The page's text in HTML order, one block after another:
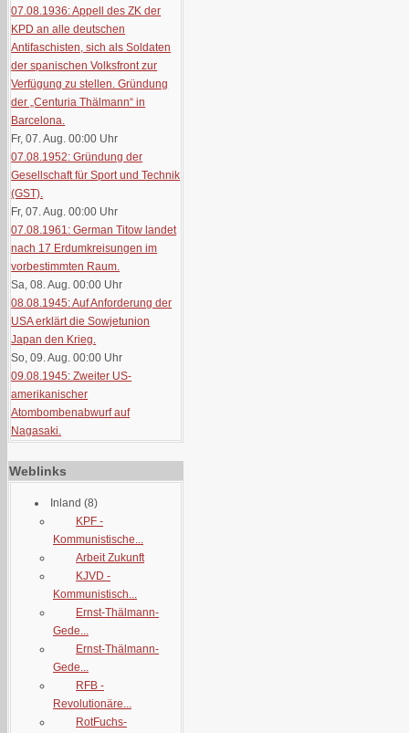
07.08.1936: Appell des ZK der
KPD an alle deutschen
Antifaschisten, sich als Soldaten
der spanischen Volksfront zur
Verfügung zu stellen. Gründung
der „Centuria Thälmann“ in
Barcelona.
Fr, 07. Aug. 00:00 Uhr
07.08.1952: Gründung der
Gesellschaft für Sport und Technik
(GST).
Fr, 07. Aug. 00:00 Uhr
07.08.1961: German Titow landet
nach 17 Erdumkreisungen im
vorbestimmten Raum.
Sa, 08. Aug. 00:00 Uhr
08.08.1945: Auf Anforderung der
USA erklärt die Sowjetunion
Japan den Krieg.
So, 09. Aug. 00:00 Uhr
09.08.1945: Zweiter US-
amerikanischer
Atombombenabwurf auf
Nagasaki.
Weblinks
Inland (8)
KPF -
Kommunistische...
Arbeit Zukunft
KJVD -
Kommunistisch...
Ernst-Thälmann-
Gede...
Ernst-Thälmann-
Gede...
RFB -
Revolutionäre...
RotFuchs-